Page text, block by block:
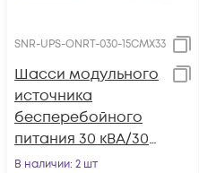
SNR-UPS-ONRT-030-15CMX33
Шасси модульного
источника
бесперебойного
питания 30 кВА/30
кВт серии СМ, 2
В наличии: 2 шт